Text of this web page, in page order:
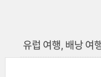
유럽 여행, 배낭 여